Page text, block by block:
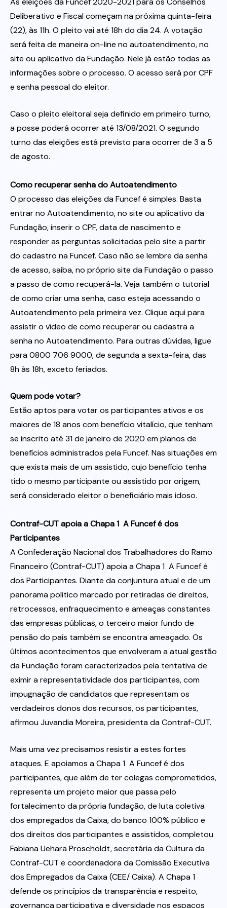
Itau
Financeiras e Cooperativas
Deliberativo e Fiscal começam na próxima quinta-feira
(22), às 11h. O pleito vai até 18h do dia 24. A votação
será feita de maneira on-line no autoatendimento, no
site ou aplicativo da Fundação. Nele já estão todas as
informações sobre o processo. O acesso será por CPF
e senha pessoal do eleitor.
Caso o pleito eleitoral seja definido em primeiro turno,
a posse poderá ocorrer até 13/08/2021. O segundo
turno das eleições está previsto para ocorrer de 3 a 5
de agosto.
Como recuperar senha do Autoatendimento
O processo das eleições da Funcef é simples. Basta
entrar no Autoatendimento, no site ou aplicativo da
Fundação, inserir o CPF, data de nascimento e
responder as perguntas solicitadas pelo site a partir
do cadastro na Funcef. Caso não se lembre da senha
de acesso, saiba, no próprio site da Fundação o passo
a passo de como recuperá-la. Veja também o tutorial
de como criar uma senha, caso esteja acessando o
Autoatendimento pela primeira vez. Clique aqui para
assistir o vídeo de como recuperar ou cadastra a
senha no Autoatendimento. Para outras dúvidas, ligue
para 0800 706 9000, de segunda a sexta-feira, das
8h às 18h, exceto feriados.
Quem pode votar?
Estão aptos para votar os participantes ativos e os
maiores de 18 anos com benefício vitalício, que tenham
se inscrito até 31 de janeiro de 2020 em planos de
benefícios administrados pela Funcef. Nas situações em
que exista mais de um assistido, cujo benefício tenha
tido o mesmo participante ou assistido por origem,
será considerado eleitor o beneficiário mais idoso.
Contraf-CUT apoia a Chapa 1  A Funcef é dos
Participantes
A Confederação Nacional dos Trabalhadores do Ramo
Financeiro (Contraf-CUT) apoia a Chapa 1  A Funcef é
dos Participantes. Diante da conjuntura atual e de um
panorama político marcado por retiradas de direitos,
retrocessos, enfraquecimento e ameaças constantes
das empresas públicas, o terceiro maior fundo de
pensão do país também se encontra ameaçado. Os
últimos acontecimentos que envolveram a atual gestão
da Fundação foram caracterizados pela tentativa de
eximir a representatividade dos participantes, com
impugnação de candidatos que representam os
verdadeiros donos dos recursos, os participantes,
afirmou Juvandia Moreira, presidenta da Contraf-CUT.
Mais uma vez precisamos resistir a estes fortes
ataques. E apoiamos a Chapa 1  A Funcef é dos
participantes, que além de ter colegas comprometidos,
representa um projeto maior que passa pelo
fortalecimento da própria fundação, de luta coletiva
dos empregados da Caixa, do banco 100% público e
dos direitos dos participantes e assistidos, completou
Fabiana Uehara Proscholdt, secretária da Cultura da
Contraf-CUT e coordenadora da Comissão Executiva
dos Empregados da Caixa (CEE/ Caixa). A Chapa 1
defende os princípios da transparência e respeito,
governança participativa e diversidade nos espaços